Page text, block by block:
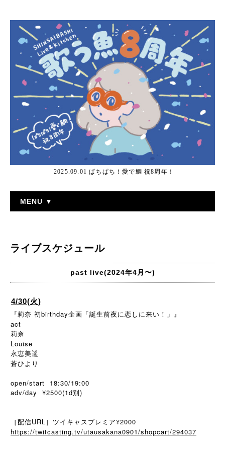
2025.09.01 ぱちぱち！愛で鯛 祝8周年！
MENU ▼
ライブスケジュール
past live(2024年4月〜)
4/30(火)
『莉奈 初birthday企画「誕生前夜に恋しに来い！」』
act
莉奈
Louise
永恵美遥
蒼ひより
open/start 18:30/19:00
adv/day ¥2500(1d別)
［配信URL］ツイキャスプレミア¥2000
https://twitcasting.tv/utausakana0901/shopcart/294037